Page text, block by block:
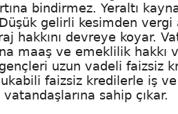
bindirmez. Yeraltı
gelirli kesimden
hakkını devreye koyar.
maaş ve emeklilik
uzun vadeli faizsiz
faizsiz kredilerle iş ve
sahip çıkar.